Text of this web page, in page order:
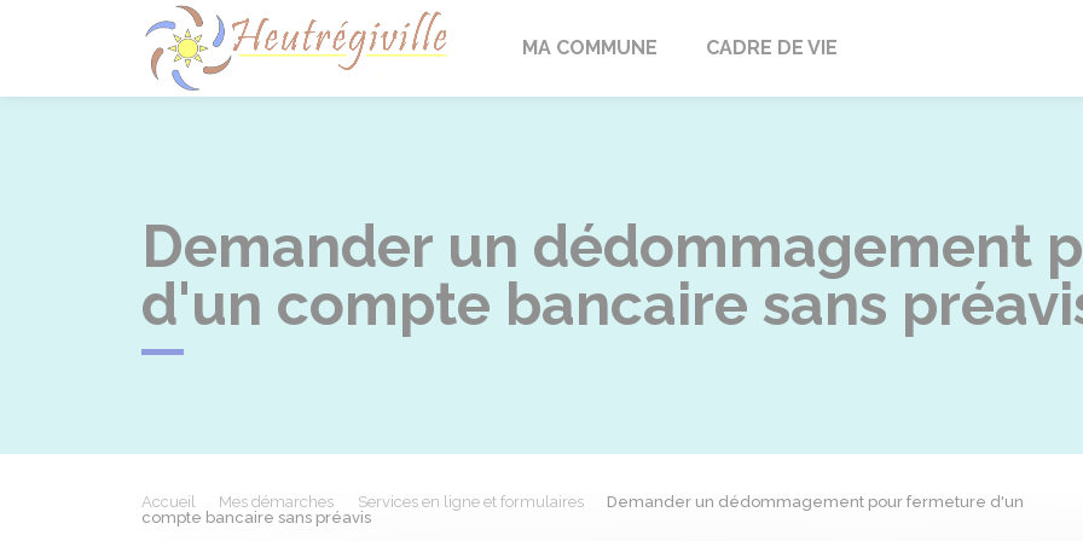
Heutrégiville
MA COMMUNE CADRE DE VIE
Demander un dédommagement
d'un compte bancaire sans
Accueil Mes démarches Services en ligne et formulaires
Demander un dédommagement pour fermeture d'un
compte bancaire sans préavis